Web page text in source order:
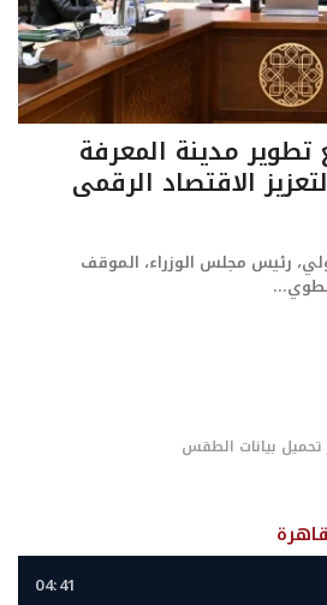
تطوير مدينة المعرفة
الاقتصاد الرقمي
رئيس مجلس الوزراء، الموقف
تحميل بيانات الطقس
04:41